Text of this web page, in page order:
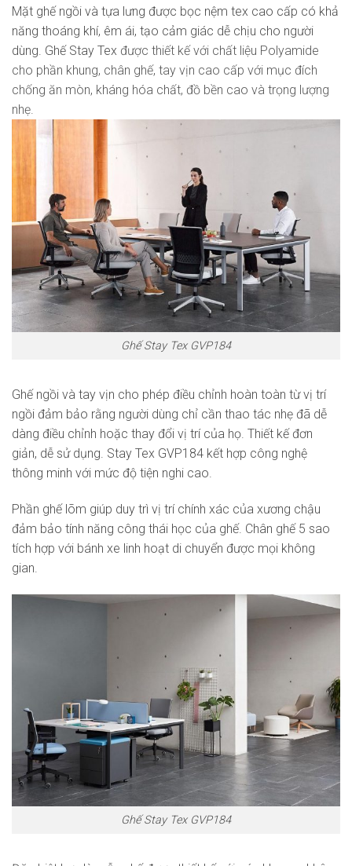
Mặt ghế ngồi và tựa lưng được bọc nệm tex cao cấp có khả
năng thoáng khí, êm ái, tạo cảm giác dễ chịu cho người
dùng. Ghế Stay Tex được thiết kế với chất liệu Polyamide
cho phần khung, chân ghế, tay vịn cao cấp với mục đích
chống ăn mòn, kháng hóa chất, đồ bền cao và trọng lượng
nhẹ.
Ghế Stay Tex GVP184
Ghế ngồi và tay vịn cho phép điều chỉnh hoàn toàn từ vị trí
ngồi đảm bảo rằng người dùng chỉ cần thao tác nhẹ đã dễ
dàng điều chỉnh hoặc thay đổi vị trí của họ. Thiết kế đơn
giản, dễ sử dụng. Stay Tex GVP184 kết hợp công nghệ
thông minh với mức độ tiện nghi cao.
Phần ghế lõm giúp duy trì vị trí chính xác của xương chậu
đảm bảo tính năng công thái học của ghế. Chân ghế 5 sao
tích hợp với bánh xe linh hoạt di chuyển được mọi không
gian.
Ghế Stay Tex GVP184